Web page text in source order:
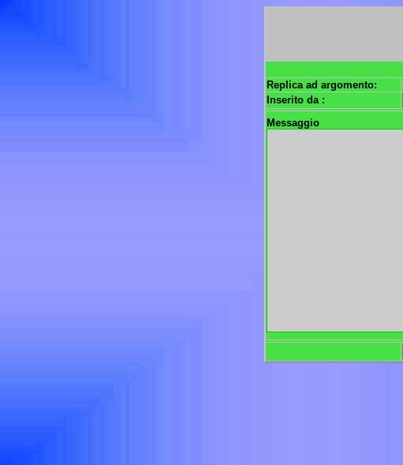
Replica ad argomento:
Inserito da :
Messaggio